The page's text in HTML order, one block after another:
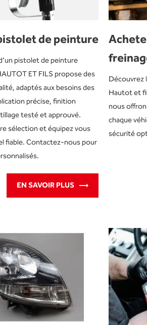
de peinture
pistolet de peinture
ET FILS propose des
adaptés aux besoins des
précise, finition
testé et approuvé.
sélection et équipez vous
fiable. Contactez-nous pour
EN SAVOIR PLUS
Découvrez
Hautot et
nous
chaque
sécurité